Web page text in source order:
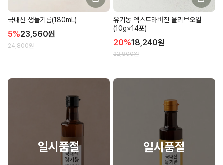
국내산 생들기름(180mL)
5%23,560원
24,800원
유기농 엑스트라버진 올리브오일
(10g×14포)
20%18,240원
22,800원